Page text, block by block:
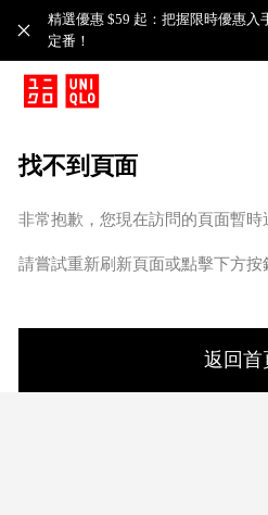
精選優惠 $59 起：把握限時優惠入
定番！​
找不到頁面
非常抱歉，您現在訪問的頁面暫時
請嘗試重新刷新頁面或點擊下方按
返回首